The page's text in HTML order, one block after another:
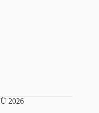
2026